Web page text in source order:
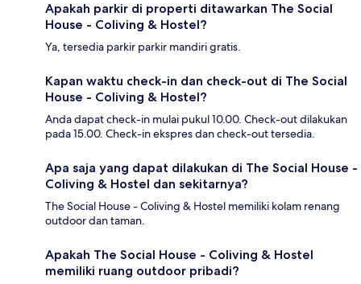
Apakah parkir di properti ditawarkan The Social
House - Coliving & Hostel?
Ya, tersedia parkir parkir mandiri gratis.
Kapan waktu check-in dan check-out di The Social
House - Coliving & Hostel?
Anda dapat check-in mulai pukul 10.00. Check-out dilakukan
pada 15.00. Check-in ekspres dan check-out tersedia.
Apa saja yang dapat dilakukan di The Social House -
Coliving & Hostel dan sekitarnya?
The Social House - Coliving & Hostel memiliki kolam renang
outdoor dan taman.
Apakah The Social House - Coliving & Hostel
memiliki ruang outdoor pribadi?